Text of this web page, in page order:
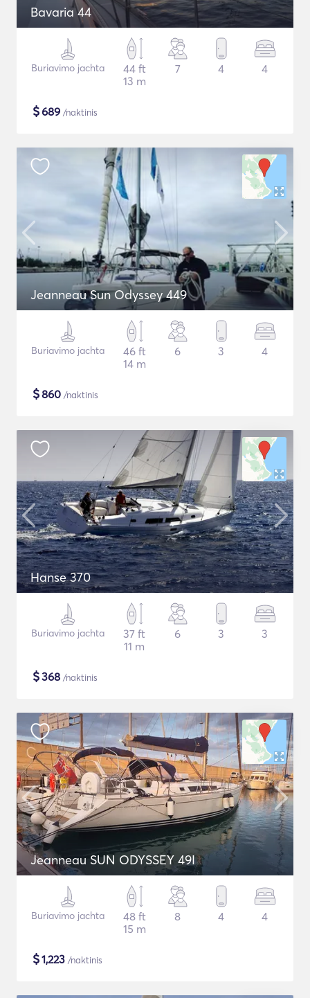
Bavaria 44
Buriavimo jachta
44 ft
13 m
7 4 4
$689 /naktinis
Jeanneau Sun Odyssey 449
Buriavimo jachta
46 ft
14 m
6 3 4
$860 /naktinis
Hanse 370
Buriavimo jachta
37 ft
11 m
6 3 3
$368 /naktinis
Jeanneau SUN ODYSSEY 49I
Buriavimo jachta
48 ft
15 m
8 4 4
$1,223 /naktinis